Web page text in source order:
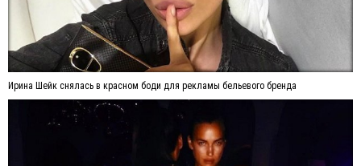
Ирина Шейк снялась в красном боди для рекламы бельевого бренда